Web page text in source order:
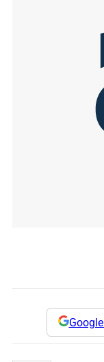
Google